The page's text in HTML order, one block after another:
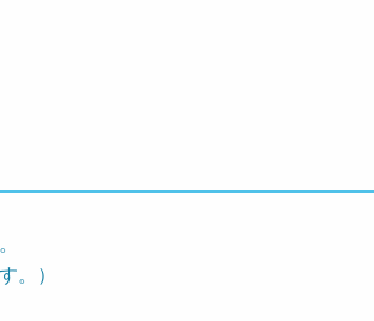
。）